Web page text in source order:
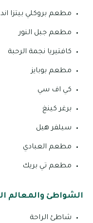
مطعم بروكلي بيتزا اند
مطعم جبل النور
كافتيريا نجمة الرحبة
مطعم بوبايز
كي اف سي
برغر كينغ
سيلفر هيل
مطعم العبادي
مطعم تي بريك
الشواطئ والمعالم
شاطئ الراحة